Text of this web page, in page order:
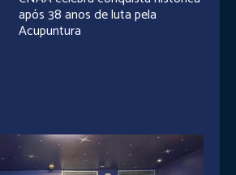
após 38 anos de luta pela
Acupuntura